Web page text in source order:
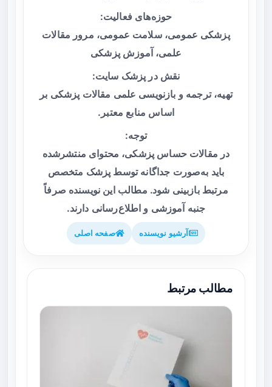
حوزه‌های فعالیت:
پزشکی عمومی، سلامت عمومی، مرور مقالات
علمی، آموزش پزشکی
نقش در پزشک سایت:
تهیه، ترجمه و بازنویسی علمی مقالات پزشکی بر
اساس منابع معتبر.
توجه:
در مقالات حساس پزشکی، محتوای منتشرشده
باید به‌صورت جداگانه توسط پزشک متخصص
مرتبط بازبینی شود. مطالب این نویسنده صرفاً
جنبه آموزشی و اطلاع‌رسانی دارند.
آرشیو نویسنده صفحه اصلی
مطالب مرتبط